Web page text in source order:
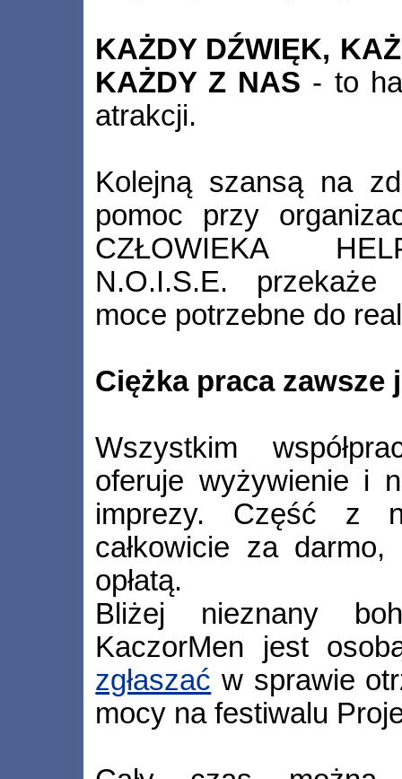
KAŻDY DŹWIĘK,
KAŻDY Z NAS - to
atrakcji.
Kolejną szansą na
pomoc przy
CZŁOWIEKA
N.O.I.S.E. przekaże
moce potrzebne do
Ciężka praca zawsze
Wszystkim
oferuje wyżywienie i
imprezy. Część z
całkowicie za
opłatą.
Bliżej nieznany
KaczorMen jest
zgłaszać w sprawie
mocy na festiwalu